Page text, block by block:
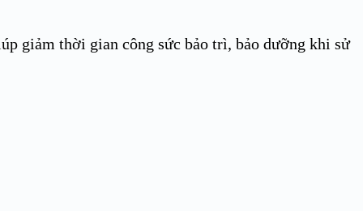
giảm thời gian công sức bảo trì, bảo dưỡng khi sử